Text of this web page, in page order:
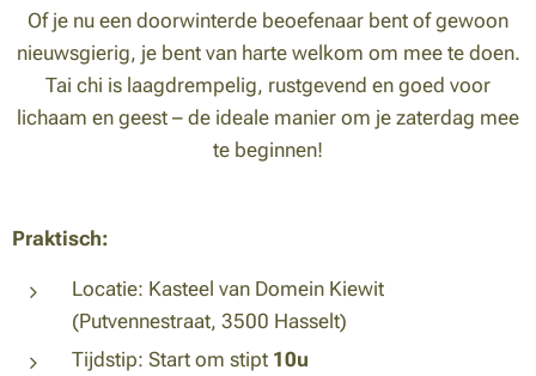
Of je nu een doorwinterde beoefenaar bent of gewoon
nieuwsgierig, je bent van harte welkom om mee te doen.
Tai chi is laagdrempelig, rustgevend en goed voor
lichaam en geest – de ideale manier om je zaterdag mee
te beginnen!
Praktisch:
Locatie: Kasteel van Domein Kiewit
(Putvennestraat, 3500 Hasselt)
Tijdstip: Start om stipt 10u